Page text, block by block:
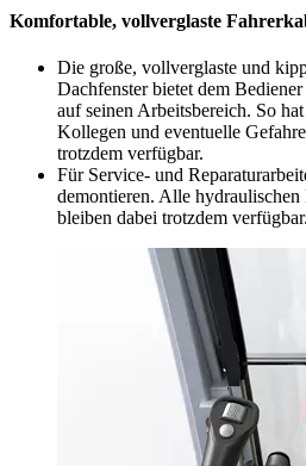
Komfortable, vollverglaste
Die große, vollverglaste und
Dachfenster bietet dem
auf seinen Arbeitsbereich. So
Kollegen und eventuelle
trotzdem verfügbar.
Für Service- und
demontieren. Alle
bleiben dabei trotzdem verfügbar.